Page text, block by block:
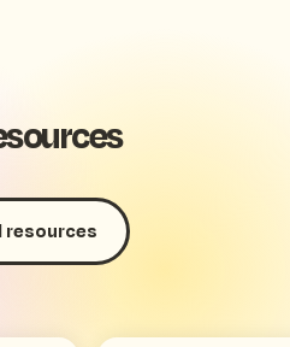
resources